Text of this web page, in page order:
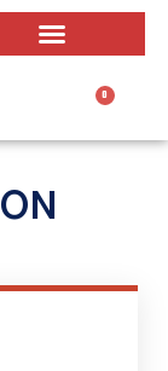
0